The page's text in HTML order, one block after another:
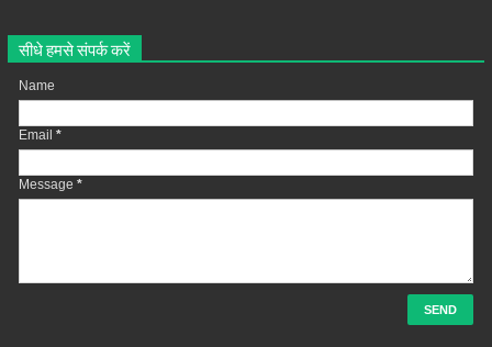
सीधे हमसे संपर्क करें
Name
Email *
Message *